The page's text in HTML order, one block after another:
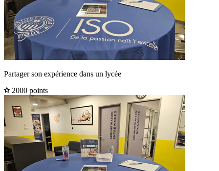
Partager son expérience dans un lycée
2000 points